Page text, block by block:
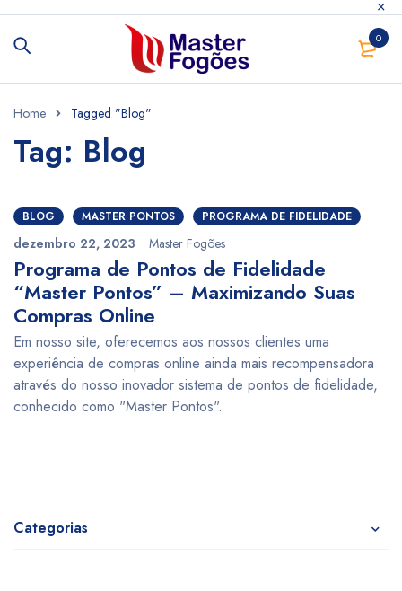
0
Home Tagged "Blog"
Tag: Blog
BLOG MASTER PONTOS PROGRAMA DE FIDELIDADE
dezembro 22, 2023 Master Fogões
Programa de Pontos de Fidelidade
“Master Pontos” – Maximizando Suas
Compras Online
Em nosso site, oferecemos aos nossos clientes uma
experiência de compras online ainda mais recompensadora
através do nosso inovador sistema de pontos de fidelidade,
conhecido como "Master Pontos".
Categorias